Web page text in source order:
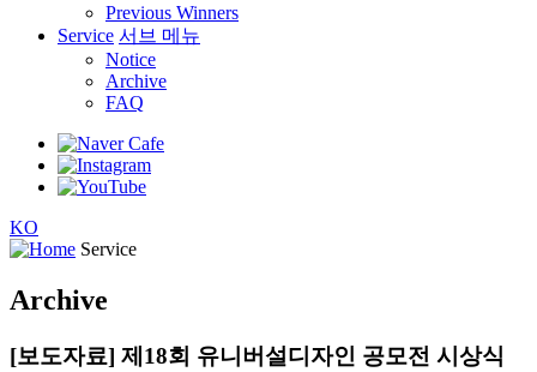
Previous Winners
Service 서브 메뉴
Notice
Archive
FAQ
KO
Service
Archive
[보도자료] 제18회 유니버설디자인 공모전 시상식